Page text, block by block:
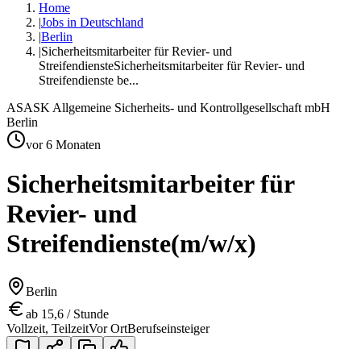
Home
|Jobs in Deutschland
|Berlin
|Sicherheitsmitarbeiter für Revier- und
StreifendiensteSicherheitsmitarbeiter für Revier- und
Streifendienste be...
ASASK Allgemeine Sicherheits- und Kontrollgesellschaft mbH
Berlin
vor 6 Monaten
Sicherheitsmitarbeiter für
Revier- und
Streifendienste(m/w/x)
Berlin
ab 15,6 / Stunde
Vollzeit, TeilzeitVor OrtBerufseinsteiger